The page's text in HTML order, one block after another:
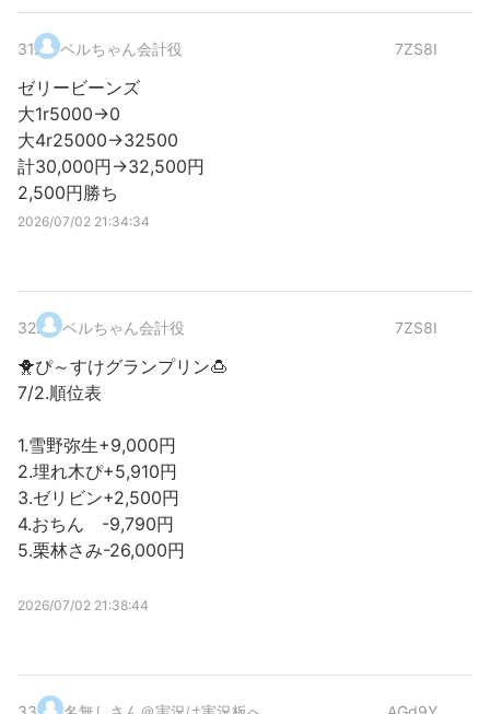
31. ベルちゃん会計役 7ZS8I
ゼリービーンズ
大1r5000→0
大4r25000→32500
計30,000円→32,500円
2,500円勝ち
2026/07/02 21:34:34
32. ベルちゃん会計役 7ZS8I
🐥ぴ～すけグランプリン🍮
7/2.順位表
1.雪野弥生+9,000円
2.埋れ木ぴ+5,910円
3.ゼリビン+2,500円
4.おちん -9,790円
5.栗林さみ-26,000円
2026/07/02 21:38:44